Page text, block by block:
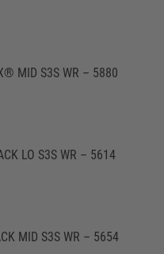
MID S3S WR – 5880
LO S3S WR – 5614
MID S3S WR – 5654